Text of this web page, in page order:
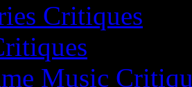
Critiques
Music